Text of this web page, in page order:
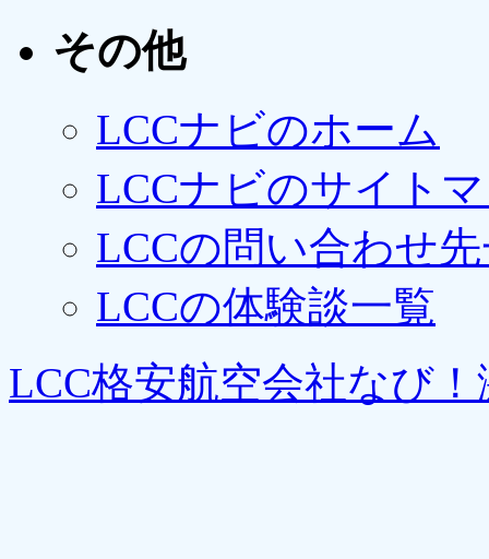
その他
LCCナビのホーム
LCCナビのサイト
LCCの問い合わせ
LCCの体験談一覧
LCC格安航空会社なび